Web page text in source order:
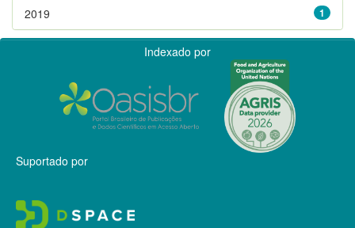
1
2019
Indexado por
Suportado por